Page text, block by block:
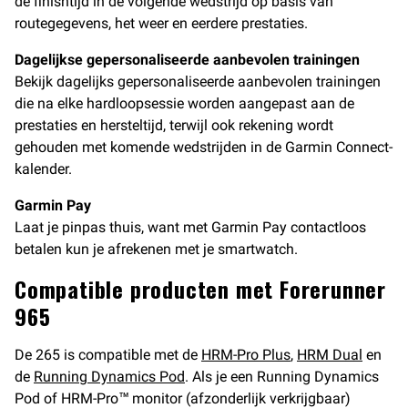
routegegevens, het weer en eerdere prestaties.
Dagelijkse gepersonaliseerde aanbevolen trainingen
Bekijk dagelijks gepersonaliseerde aanbevolen trainingen
die na elke hardloopsessie worden aangepast aan de
prestaties en hersteltijd, terwijl ook rekening wordt
gehouden met komende wedstrijden in de Garmin Connect-
kalender.
Garmin Pay
Laat je pinpas thuis, want met Garmin Pay contactloos
betalen kun je afrekenen met je smartwatch.
Compatible producten met Forerunner
965
De 265 is compatible met de HRM-Pro Plus, HRM Dual en
de Running Dynamics Pod. Als je een Running Dynamics
Pod of HRM-Pro™ monitor (afzonderlijk verkrijgbaar)